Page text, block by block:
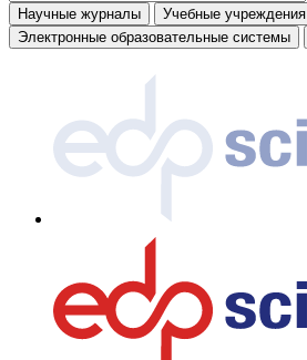
Научные журналы
Учебные учреждения
Электронные образовательные системы